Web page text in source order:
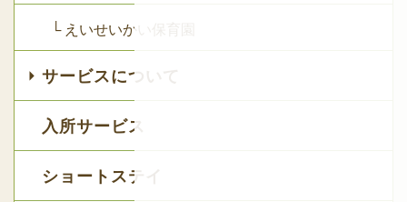
└ えいせいかい保育園
サービスについて
入所サービス
ショートステイ